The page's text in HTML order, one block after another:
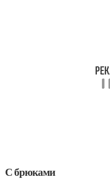
С брюками